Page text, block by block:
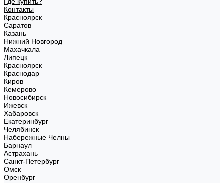
Контакты
Красноярск
Саратов
Казань
Нижний Новгород
Махачкала
Липецк
Красноярск
Краснодар
Киров
Кемерово
Новосибирск
Ижевск
Хабаровск
Екатеринбург
Челябинск
Набережные Челны
Барнаул
Астрахань
Санкт-Петербург
Омск
Оренбург